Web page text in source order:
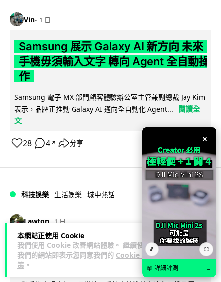
本網站正使用 Cookie
我們使用 Cookie 改善網站體驗。 繼續使用
我們的網站即表示您同意我們的 Cookie 政
策 。
Vin 1 日
Samsung 展示 Galaxy AI 新方向 未來
手機毋須輸入文字 轉向 Agent 全自動操
作
Samsung 電子 MX 部門顧客體驗辦公室主管兼副總裁 Jay Kim
表示，品牌正推動 Galaxy AI 邁向全自動化 Agent...
閱讀全
文
28 4 ↗ 分享
科技娛樂 生活娛樂 城中熱話
Lawton 1 日
港夫婦澳門的士拾相機 據為己有被的士
Cam 睇到 2 個月後再入境被捕
×
🎵 ⛶
📖 詳細評測 →